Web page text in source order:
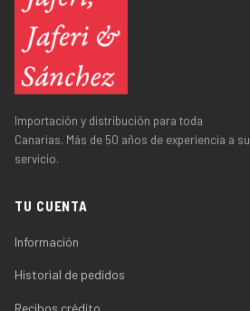
Importación y distribución para toda
Canarias. Más de 50 años de experiencia a su
servicio.
TU CUENTA
Información
Historial de pedidos
Recibos crédito